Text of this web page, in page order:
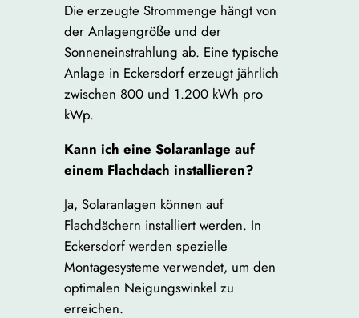
Die erzeugte Strommenge hängt von
der Anlagengröße und der
Sonneneinstrahlung ab. Eine typische
Anlage in Eckersdorf erzeugt jährlich
zwischen 800 und 1.200 kWh pro
kWp.
Kann ich eine Solaranlage auf
einem Flachdach installieren?
Ja, Solaranlagen können auf
Flachdächern installiert werden. In
Eckersdorf werden spezielle
Montagesysteme verwendet, um den
optimalen Neigungswinkel zu
erreichen.